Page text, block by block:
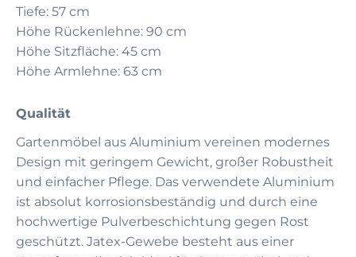
Tiefe: 57 cm
Höhe Rückenlehne: 90 cm
Höhe Sitzfläche: 45 cm
Höhe Armlehne: 63 cm
Qualität
Gartenmöbel aus Aluminium vereinen modernes
Design mit geringem Gewicht, großer Robustheit
und einfacher Pflege. Das verwendete Aluminium
ist absolut korrosionsbeständig und durch eine
hochwertige Pulverbeschichtung gegen Rost
geschützt. Jatex-Gewebe besteht aus einer